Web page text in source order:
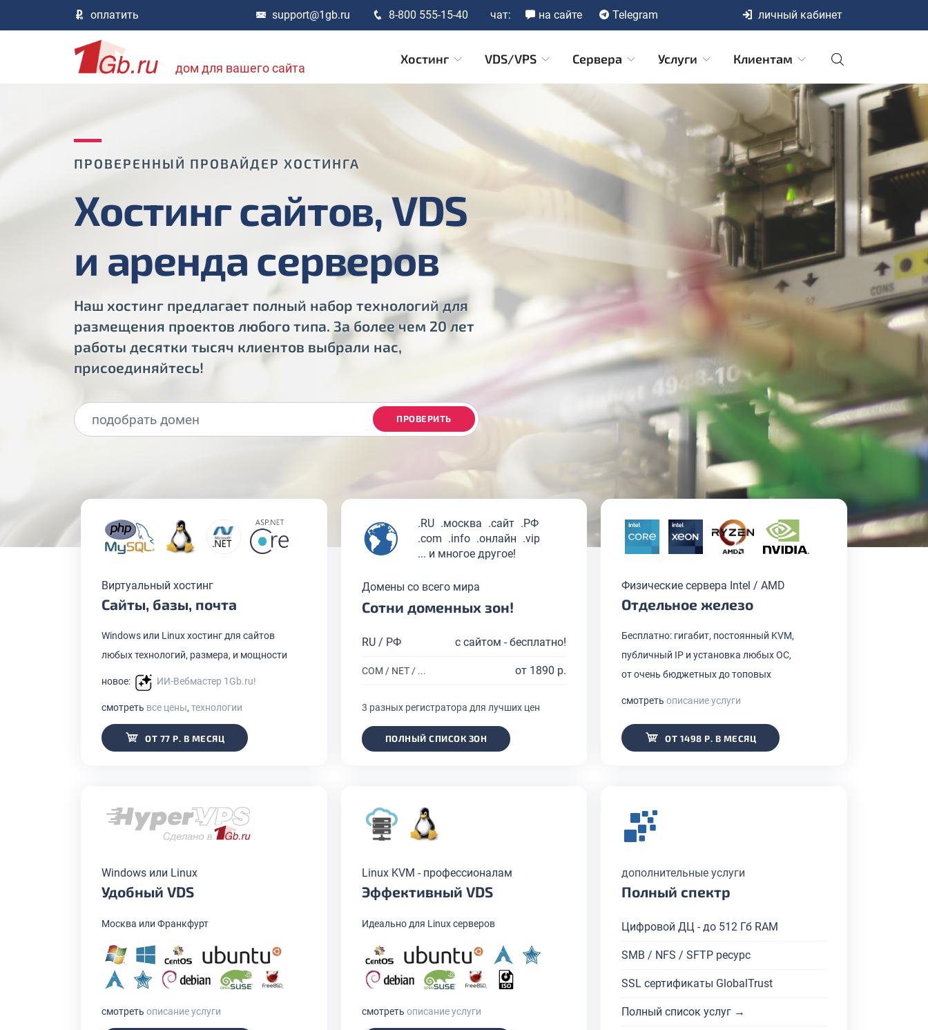
оплатить support@1gb.ru 8-800 555-15-40 чат: на сайте Telegram личный кабинет
дом для вашего сайта
Хостинг VDS/VPS Сервера Услуги Клиентам
ПРОВЕРЕННЫЙ ПРОВАЙДЕР ХОСТИНГА
Хостинг сайтов, VDS
и аренда серверов
Наш хостинг предлагает полный набор технологий для
размещения проектов любого типа. За более чем 20 лет
работы десятки тысяч клиентов выбрали нас,
присоединяйтесь!
ПРОВЕРИТЬ
Виртуальный хостинг
Сайты, базы, почта
Windows или Linux хостинг для сайтов
любых технологий, размера, и мощности
новое: ИИ-Вебмастер 1Gb.ru!
смотреть все цены, технологии
ОТ 77 Р. В МЕСЯЦ
.RU .москва .сайт .РФ
.com .info .онлайн .vip
... и многое другое!
Домены со всего мира
Сотни доменных зон!
RU / РФ с сайтом - бесплатно!
COM / NET / ... от 1890 р.
3 разных регистратора для лучших цен
ПОЛНЫЙ СПИСОК ЗОН
Физические сервера Intel / AMD
Отдельное железо
Бесплатно: гигабит, постоянный KVM,
публичный IP и установка любых ОС,
от очень бюджетных до топовых
смотреть описание услуги
ОТ 1498 Р. В МЕСЯЦ
Windows или Linux
Удобный VDS
Москва или Франкфурт
смотреть описание услуги
Linux KVM - профессионалам
Эффективный VDS
Идеально для Linux серверов
смотреть описание услуги
дополнительные услуги
Полный спектр
Цифровой ДЦ - до 512 Гб RAM
SMB / NFS / SFTP ресурс
SSL сертификаты GlobalTrust
Полный список услуг →